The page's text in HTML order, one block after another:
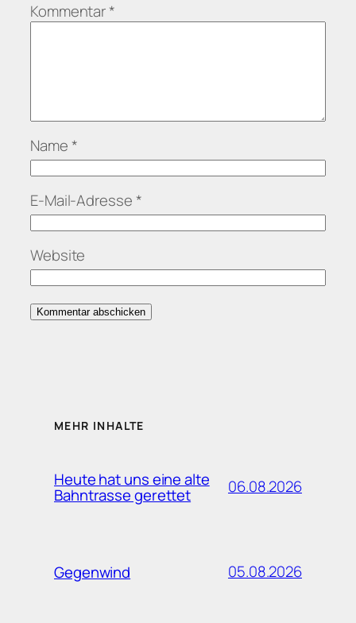
Kommentar*
Name *
E-Mail-Adresse *
Website
MEHR INHALTE
Heute hat uns eine alte
Bahntrasse gerettet 06.08.2026
Gegenwind 05.08.2026